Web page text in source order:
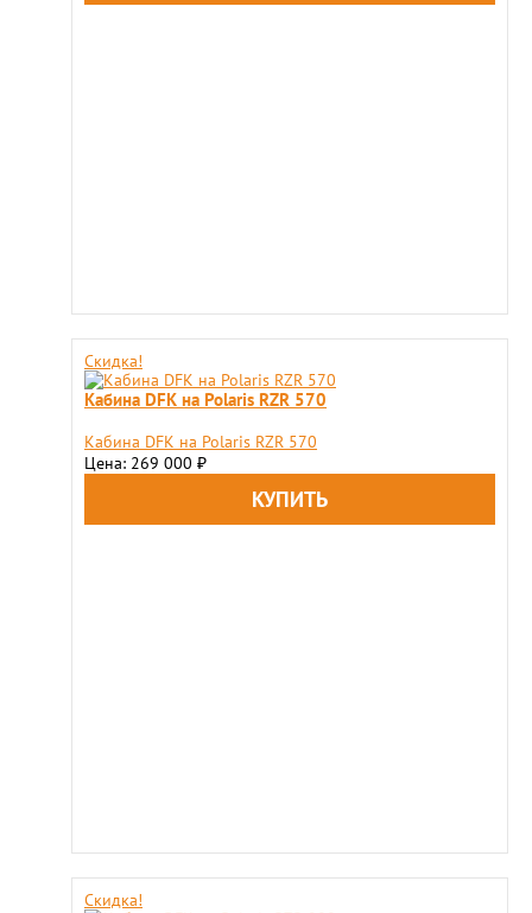
Скидка!
Кабина DFK на Polaris RZR 570
Кабина DFK на Polaris RZR 570
Цена: 269 000 ₽
Скидка!